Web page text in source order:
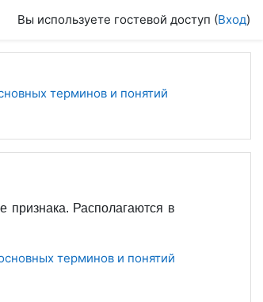
Вы используете гостевой доступ (Вход)
терминов и понятий
Располагаются в
терминов и понятий